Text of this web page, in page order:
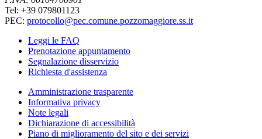
Tel: +39 079801123
PEC: protocollo@pec.comune.pozzomaggiore.ss.it
Leggi le FAQ
Prenotazione appuntamento
Segnalazione disservizio
Richiesta d'assistenza
Amministrazione trasparente
Informativa privacy
Note legali
Dichiarazione di accessibilità
Piano di miglioramento del sito e dei servizi